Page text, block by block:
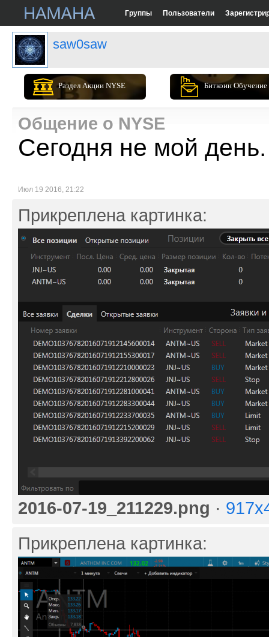
Группы Пользователи
saw0saw
Раздел Акции NYSE Биткоин Обучение
Общение о NYSE
Сегодня не мой
Июл 19 2016, 21:22
Прикреплена картинка:
2016-07-19_211229.png ·
Прикреплена картинка: